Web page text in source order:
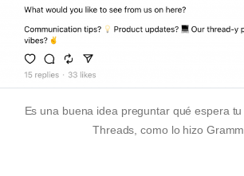
Es una buena idea preguntar qué espera
Threads, como lo hizo